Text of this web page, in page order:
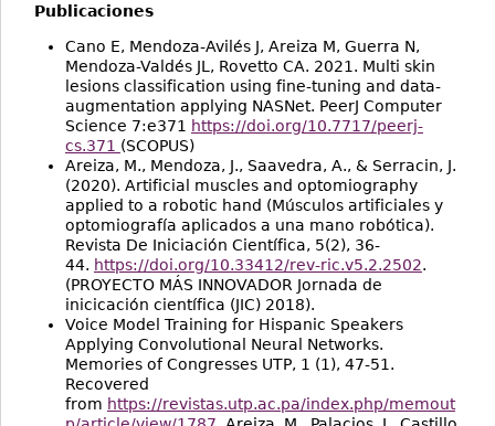
Publicaciones
Cano E, Mendoza-Avilés J, Areiza M, Guerra N,
Mendoza-Valdés JL, Rovetto CA. 2021. Multi skin
lesions classification using fine-tuning and data-
augmentation applying NASNet. PeerJ Computer
Science 7:e371 https://doi.org/10.7717/peerj-
cs.371 (SCOPUS)
Areiza, M., Mendoza, J., Saavedra, A., & Serracin, J.
(2020). Artificial muscles and optomiography
applied to a robotic hand (Músculos artificiales y
optomiografía aplicados a una mano robótica).
Revista De Iniciación Científica, 5(2), 36-
44. https://doi.org/10.33412/rev-ric.v5.2.2502.
(PROYECTO MÁS INNOVADOR Jornada de
inicicación científica (JIC) 2018).
Voice Model Training for Hispanic Speakers
Applying Convolutional Neural Networks.
Memories of Congresses UTP, 1 (1), 47-51.
Recovered
from https://revistas.utp.ac.pa/index.php/memout